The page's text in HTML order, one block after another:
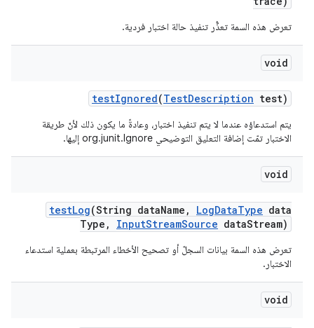
تعرض هذه السمة تعذُّر تنفيذ حالة اختبار فردية.
void
testIgnored(TestDescription test)
يتم استدعاؤه عندما لا يتم تنفيذ اختبار، وعادةً ما يكون ذلك لأنّ طريقة
الاختبار تمّت إضافة التعليق التوضيحي org.junit.Ignore إليها.
void
testLog(String dataName , LogDataType data
Type , InputStreamSource dataStream)
تعرض هذه السمة بيانات السجلّ أو تصحيح الأخطاء المرتبطة بعملية استدعاء
الاختبار.
void